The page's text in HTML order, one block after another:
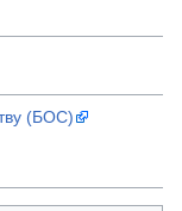
(БОС)